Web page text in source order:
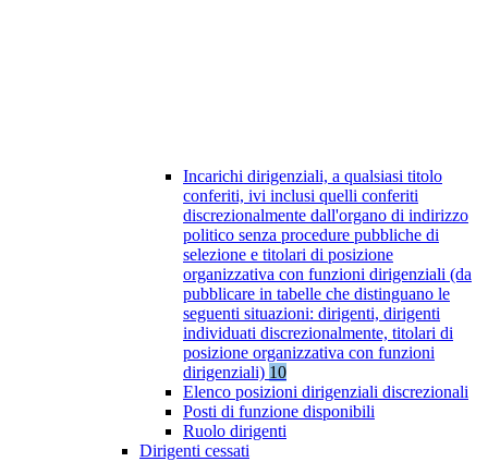
Incarichi dirigenziali, a qualsiasi titolo
conferiti, ivi inclusi quelli conferiti
discrezionalmente dall'organo di indirizzo
politico senza procedure pubbliche di
selezione e titolari di posizione
organizzativa con funzioni dirigenziali (da
pubblicare in tabelle che distinguano le
seguenti situazioni: dirigenti, dirigenti
individuati discrezionalmente, titolari di
posizione organizzativa con funzioni
dirigenziali) 10
Elenco posizioni dirigenziali discrezionali
Posti di funzione disponibili
Ruolo dirigenti
Dirigenti cessati